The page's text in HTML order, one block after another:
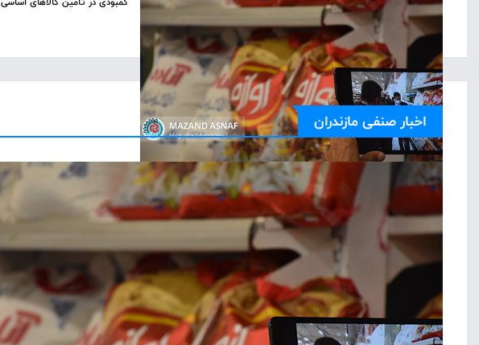
12 مرداد 1405
برخورد قاطع با احتکار و اخلال در
اخبار صنفی مازندران